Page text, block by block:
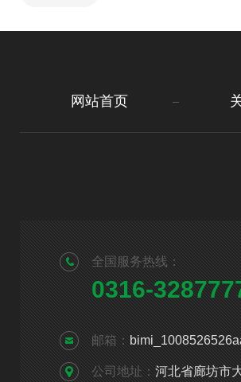
网站首页
全国服务热线：
0316-
邮箱：
公司地址： 河北省廊坊市